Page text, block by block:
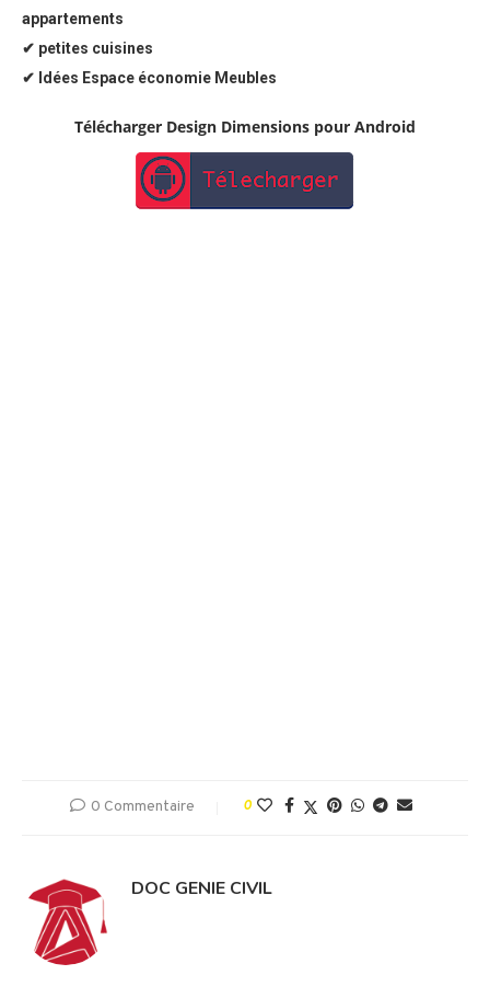
appartements
✔ petites cuisines
✔ Idées Espace économie Meubles
Télécharger Design Dimensions pour Android
0 Commentaire 0
DOC GENIE CIVIL